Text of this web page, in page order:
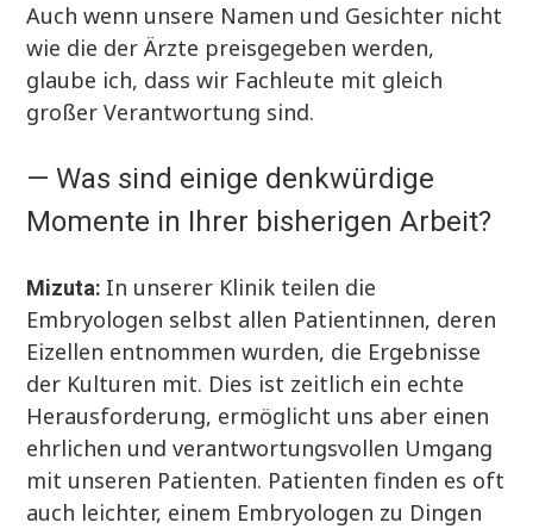
Auch wenn unsere Namen und Gesichter nicht
wie die der Ärzte preisgegeben werden,
glaube ich, dass wir Fachleute mit gleich
großer Verantwortung sind.
— Was sind einige denkwürdige
Momente in Ihrer bisherigen Arbeit?
Mizuta: In unserer Klinik teilen die
Embryologen selbst allen Patientinnen, deren
Eizellen entnommen wurden, die Ergebnisse
der Kulturen mit. Dies ist zeitlich ein echte
Herausforderung, ermöglicht uns aber einen
ehrlichen und verantwortungsvollen Umgang
mit unseren Patienten. Patienten finden es oft
auch leichter, einem Embryologen zu Dingen